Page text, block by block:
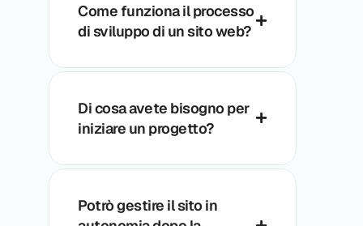
Come funziona il processo
di sviluppo di un sito web?
Di cosa avete bisogno per
iniziare un progetto?
Potrò gestire il sito in